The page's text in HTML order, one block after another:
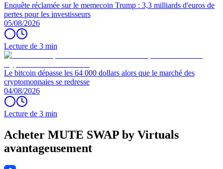
Enquête réclamée sur le memecoin Trump : 3,3 milliards d'euros de
pertes pour les investisseurs
05/08/2026
Lecture de 3 min
Le bitcoin dépasse les 64 000 dollars alors que le marché des
cryptomonnaies se redresse
04/08/2026
Lecture de 3 min
Acheter MUTE SWAP by Virtuals
avantageusement